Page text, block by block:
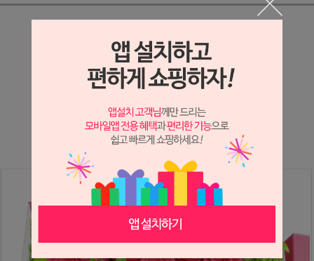
상세정보 새창 열기
상세 정보를 확대해 보실 수 있습니다.
※ 필독해주세요 ※
장미는 시세 변동에 따라 가격이 달라질 수 있으니
문의 후 주문 바랍니다.